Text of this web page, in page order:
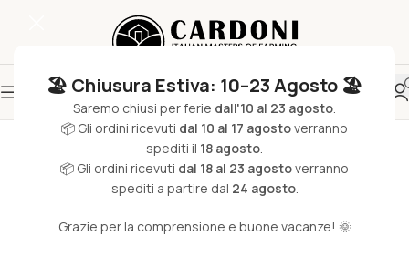
🏖️ Chiusura Estiva: 10–23 Agosto 🏖️
Saremo chiusi per ferie dall'10 al 23 agosto.
📦 Gli ordini ricevuti dal 10 al 17 agostoverranno
spediti il 18 agosto.
📦 Gli ordini ricevuti dal 18 al 23 agostoverranno
spediti a partire dal 24 agosto.
Grazie per la comprensione e buone vacanze! 🌞